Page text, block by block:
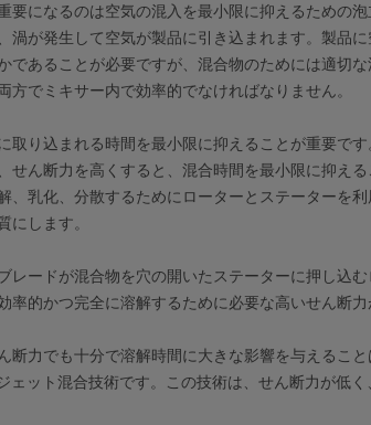
要になるのは空気の混入を最小限に抑えるための
渦が発生して空気が製品に引き込まれます。製品
であることが必要ですが、混合物のためには適切
でミキサー内で効率的でなければなりません。
取り込まれる時間を最小限に抑えることが重要で
せん断力を高くすると、混合時間を最小限に抑え
、乳化、分散するためにローターとステーターを
にします。
レードが混合物を穴の開いたステーターに押し込
率的かつ完全に溶解するために必要な高いせん断力
断力でも十分で溶解時間に大きな影響を与えるこ
ェット混合技術です。この技術は、せん断力が低